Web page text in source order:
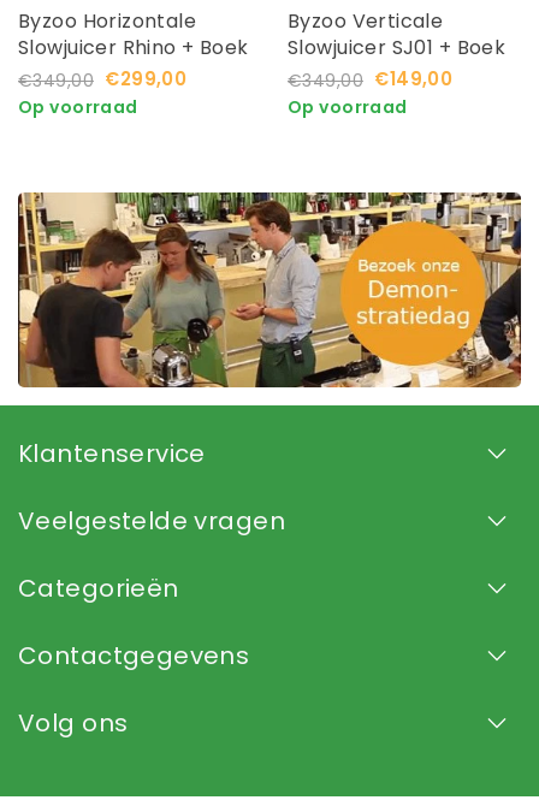
Byzoo Horizontale
Slowjuicer Rhino + Boek
+ Flesjes
€349,00 €299,00
Op voorraad
Byzoo Verticale
Slowjuicer SJ01 + Boek
€349,00 €149,00
Op voorraad
Klantenservice
Veelgestelde vragen
Categorieën
Contactgegevens
Volg ons